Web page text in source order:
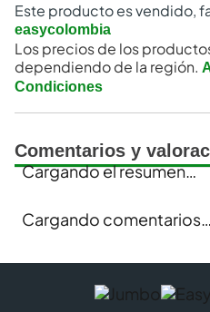
Este producto es vendido,
easycolombia
Los precios de los
dependiendo de la región.
Condiciones
Comentarios y
Cargando el resumen…
Cargando comentarios…